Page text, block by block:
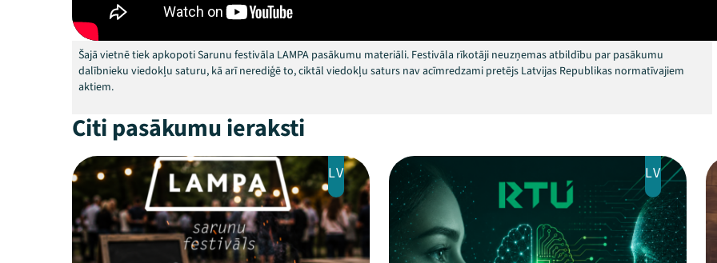
Šajā vietnē tiek apkopoti Sarunu festivāla LAMPA pasākumu materiāli. Festivāla rīkotāji neuzņemas atbildību par pasākumu
dalībnieku viedokļu saturu, kā arī nerediģē to, ciktāl viedokļu saturs nav acīmredzami pretējs Latvijas Republikas normatīvajiem
aktiem.
Citi pasākumu ieraksti
LV LV